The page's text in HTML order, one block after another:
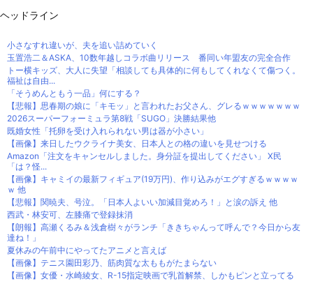
ヘッドライン
小さなすれ違いが、夫を追い詰めていく
玉置浩二＆ASKA、10数年越しコラボ曲リリース 番同い年盟友の完全合作
トー横キッズ、大人に失望「相談しても具体的に何もしてくれなくて傷つく。
福祉は自由...
「そうめんともう一品」何にする？
【悲報】思春期の娘に「キモッ」と言われたお父さん、グレるｗｗｗｗｗｗｗ
2026スーパーフォーミュラ第8戦「SUGO」決勝結果他
既婚女性「托卵を受け入れられない男は器が小さい」
【画像】来日したウクライナ美女、日本人との格の違いを見せつける
Amazon「注文をキャンセルしました。身分証を提出してください」 X民
「は？怪...
【画像】キャミイの最新フィギュア(19万円)、作り込みがエグすぎるｗｗｗｗ
ｗ 他
【悲報】関暁夫、号泣。「日本人よいい加減目覚めろ！」と涙の訴え 他
西武・林安可、左膝痛で登録抹消
【朗報】高瀬くるみ＆浅倉樹々がランチ「ききちゃんって呼んで？今日から友
達ね！」
夏休みの午前中にやってたアニメと言えば
【画像】テニス園田彩乃、筋肉質な太ももがたまらない
【画像】女優・水崎綾女、R-15指定映画で乳首解禁、しかもピンと立ってる